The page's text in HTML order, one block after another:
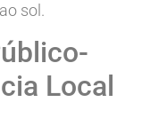
sol.
Local